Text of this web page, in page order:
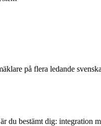
på flera ledande
bestämt dig: integration